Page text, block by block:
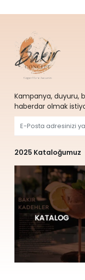
Kampanya, duyuru,
haberdar olmak
2025 Kataloğumuz